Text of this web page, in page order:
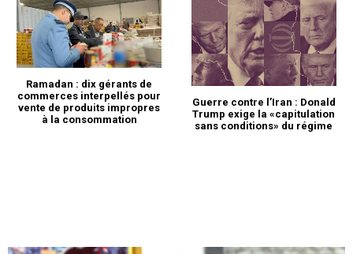
Ramadan : dix gérants de
commerces interpellés pour
vente de produits impropres
à la consommation
Guerre contre l’Iran : Donald
Trump exige la «capitulation
sans conditions» du régime